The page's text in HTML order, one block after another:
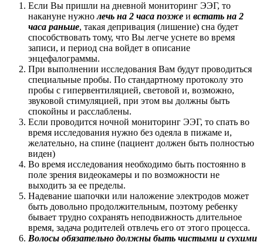
Если Вы пришли на дневной мониторинг ЭЭГ, то
накануне нужнолечь на 2 часа позже и встать на 2
часа раньше, такая депривация (лишение) сна будет
способствовать тому, что Вы легче уснете во время
записи, и период сна войдет в описание
энцефалограммы.
При выполнении исследования Вам будут проводиться
специальные пробы. По стандартному протоколу это
пробы с гипервентиляцией, световой и, возможно,
звуковой стимуляцией, при этом вы должны быть
спокойны и расслаблены.
Если проводится ночной мониторинг ЭЭГ, то спать во
время исследования нужно без одеяла в пижаме и,
желательно, на спине (пациент должен быть полностью
виден)
Во время исследования необходимо быть постоянно в
поле зрения видеокамеры и по возможности не
выходить за ее пределы.
Надевание шапочки или наложение электродов может
быть довольно продолжительным, поэтому ребенку
бывает трудно сохранять неподвижность длительное
время, задача родителей отвлечь его от этого процесса.
Волосы обязательно должны быть чистыми и сухими